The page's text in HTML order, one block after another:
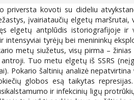
priversta kovoti su dideliu
įvairiataučių elgetų
elgetų antplūdis istoriografijoje ir
tyrėjų bei menininkų
metų siužetus, visų pirma –
Tuo metu elgetų iš SSRS
Pokario šaltinių analizė
globos esą taikytas
ir infekcinių ligų